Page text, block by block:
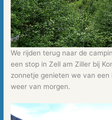
We rijden terug naar de
een stop in Zell am Ziller bij
zonnetje genieten we van
weer van morgen.